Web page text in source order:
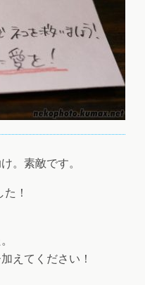
。素敵です。
！
えてください！